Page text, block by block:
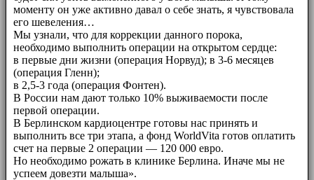
моменту он уже активно давал о себе знать, я чувствовала
его шевеления…
Мы узнали, что для коррекции данного порока,
необходимо выполнить операции на открытом сердце:
в первые дни жизни (операция Норвуд); в 3-6 месяцев
(операция Гленн);
в 2,5-3 года (операция Фонтен).
В России нам дают только 10% выживаемости после
первой операции.
В Берлинском кардиоцентре готовы нас принять и
выполнить все три этапа, а фонд WorldVita готов оплатить
счет на первые 2 операции — 120 000 евро.
Но необходимо рожать в клинике Берлина. Иначе мы не
успеем довезти малыша».